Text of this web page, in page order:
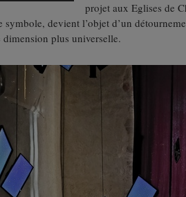
projet aux Eglises de
symbole, devient l’objet d’un
dimension plus universelle.